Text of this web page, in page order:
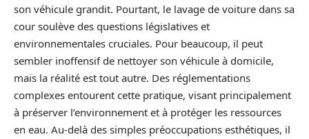
son véhicule grandit. Pourtant, le lavage de voiture dans sa
cour soulève des questions législatives et
environnementales cruciales. Pour beaucoup, il peut
sembler inoffensif de nettoyer son véhicule à domicile,
mais la réalité est tout autre. Des réglementations
complexes entourent cette pratique, visant principalement
à préserver l’environnement et à protéger les ressources
en eau. Au-delà des simples préoccupations esthétiques, il